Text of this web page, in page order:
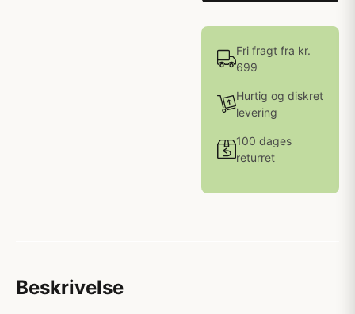
Fri fragt fra kr.
699
Hurtig og diskret
levering
100 dages
returret
Beskrivelse